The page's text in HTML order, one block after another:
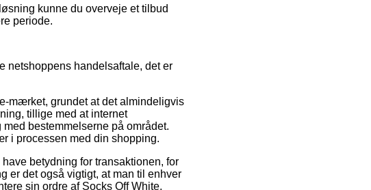
kunne du overveje et tilbud
periode.
netshoppens handelsaftale, det er
mærket, grundet at det almindeligvis
tillige med at internet
bestemmelserne på området.
i processen med din shopping.
betydning for transaktionen, for
er det også vigtigt, at man til enhver
sin ordre af Socks Off White,